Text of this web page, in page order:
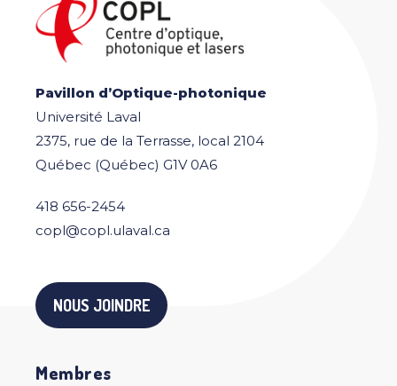
Pavillon d’Optique-photonique
Université Laval
2375, rue de la Terrasse, local 2104
Québec (Québec) G1V 0A6
418 656-2454
copl@copl.ulaval.ca
NOUS JOINDRE
Membres